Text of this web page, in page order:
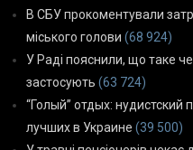
В СБУ прокоментували
міського голови (68 924)
У Раді пояснили, що таке
застосують (63 724)
“Голый” отдых:
лучших в Украине (39 500)